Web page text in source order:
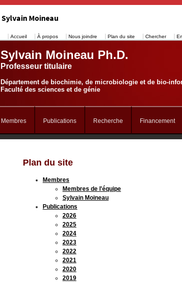
Sylvain Moineau
Accueil À propos Nous joindre Plan du site Chercher
Sylvain Moineau Ph.D.
Professeur titulaire
Département de biochimie, de microbiologie et de bio-
Faculté des sciences et de génie
Membres Publications Recherche Financement
Plan du site
Membres
Membres de l'équipe
Sylvain Moineau
Publications
2026
2025
2024
2023
2022
2021
2020
2019